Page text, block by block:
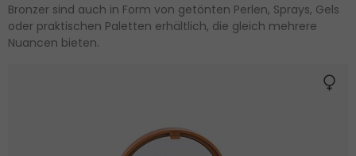
Bronzer sind auch in Form von getönten Perlen, Sprays, Gels
oder praktischen Paletten erhältlich, die gleich mehrere
Nuancen bieten.